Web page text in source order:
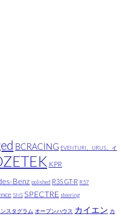
BCRACING EVENTURI、URUS、イ
KPR
Benz polished R35 GT-R R57
SNS SPECTRE steering
スタグラム オープンハウス カイエン カ